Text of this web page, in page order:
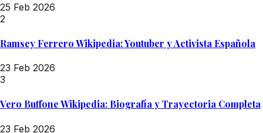
25 Feb 2026
2
Ramsey Ferrero Wikipedia: Youtuber y Activista Española
23 Feb 2026
3
Vero Buffone Wikipedia: Biografía y Trayectoria Completa
23 Feb 2026